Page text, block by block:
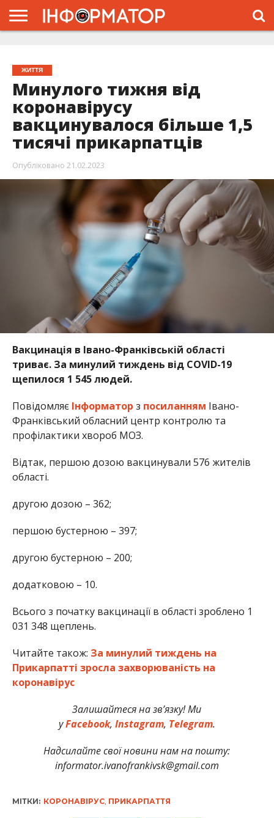
ЖИТТЯ
Минулого тижня від
коронавірусу
вакцинувалося більше 1,5
тисячі прикарпатців
Опубліковано 21.02.2023
Вакцинація в Івано-Франківській області
триває. За минулий тиждень від COVID-19
щепилося 1 545 людей.
Повідомляє Інформатор з посиланням Івано-
Франківський обласний центр контролю та
профілактики хвороб МОЗ.
Відтак, першою дозою вакцинували 576 жителів
області.
другою дозою – 362;
першою бустерною – 397;
другою бустерною – 200;
додатковою – 10.
Всього з початку вакцинації в області зроблено 1
031 348 щеплень.
Читайте також: За минулий тиждень на
Прикарпатті зросла захворюваність на
коронавірус
Залишайтеся на зв’язку! Ми
уFacebook, Instagram, Telegram.
Надсилайте свої новини нам на пошту:
informator.ivanofrankivsk@gmail.com
МІТКИ: КОРОНАВІРУС, ПРИКАРПАТТЯ